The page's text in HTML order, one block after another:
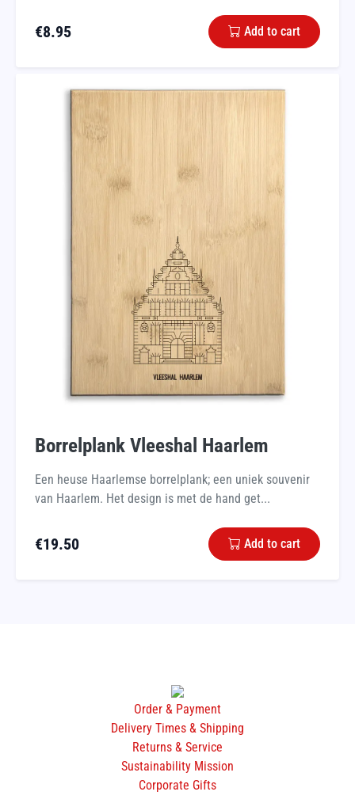
€8.95 Add to cart
Borrelplank Vleeshal Haarlem
Een heuse Haarlemse borrelplank; een uniek souvenir
van Haarlem. Het design is met de hand get...
€19.50 Add to cart
Order & Payment
Delivery Times & Shipping
Returns & Service
Sustainability Mission
Corporate Gifts